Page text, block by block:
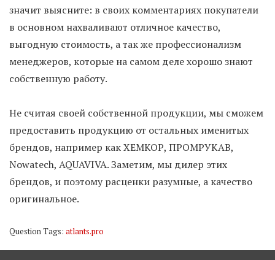
значит выясните: в своих комментариях покупатели
в основном нахваливают отличное качество,
выгодную стоимость, а так же профессионализм
менеджеров, которые на самом деле хорошо знают
собственную работу.
Не считая своей собственной продукции, мы сможем
предоставить продукцию от остальных именитых
брендов, например как ХЕМКОР, ПРОМРУКАВ,
Nowatech, AQUAVIVA. Заметим, мы дилер этих
брендов, и поэтому расценки разумные, а качество
оригинальное.
Question Tags: atlants.pro